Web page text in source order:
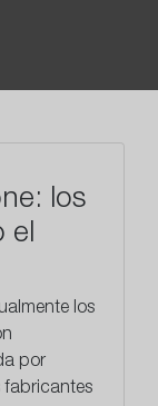
los
el
los
por
fabricantes